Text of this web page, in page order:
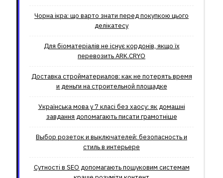
Чорна ікра: що варто знати перед покупкою цього
делікатесу
Для біоматеріалів не існує кордонів, якщо їх
перевозить ARK.CRYO
Доставка стройматериалов: как не потерять время
и деньги на строительной площадке
Українська мова у 7 класі без хаосу: як домашні
завдання допомагають писати грамотніше
Выбор розеток и выключателей: безопасность и
стиль в интерьере
Сутності в SEO допомагають пошуковим системам